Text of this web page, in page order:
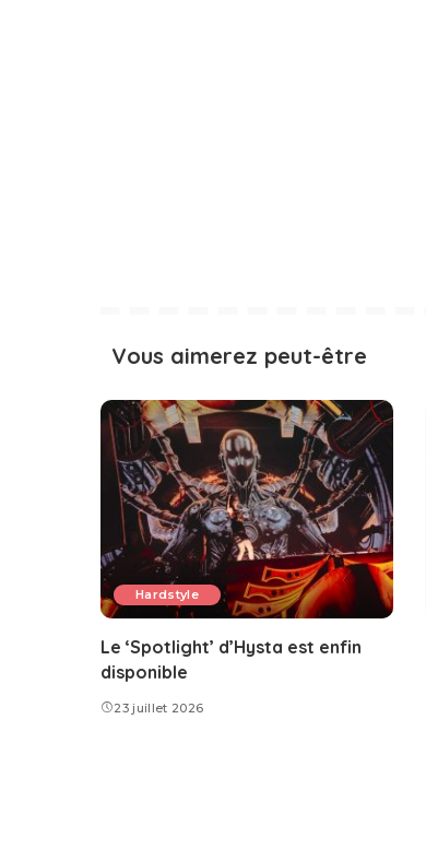
Vous aimerez peut-être
Hardstyle
Le ‘Spotlight’ d’Hysta est enfin
disponible
23 juillet 2026